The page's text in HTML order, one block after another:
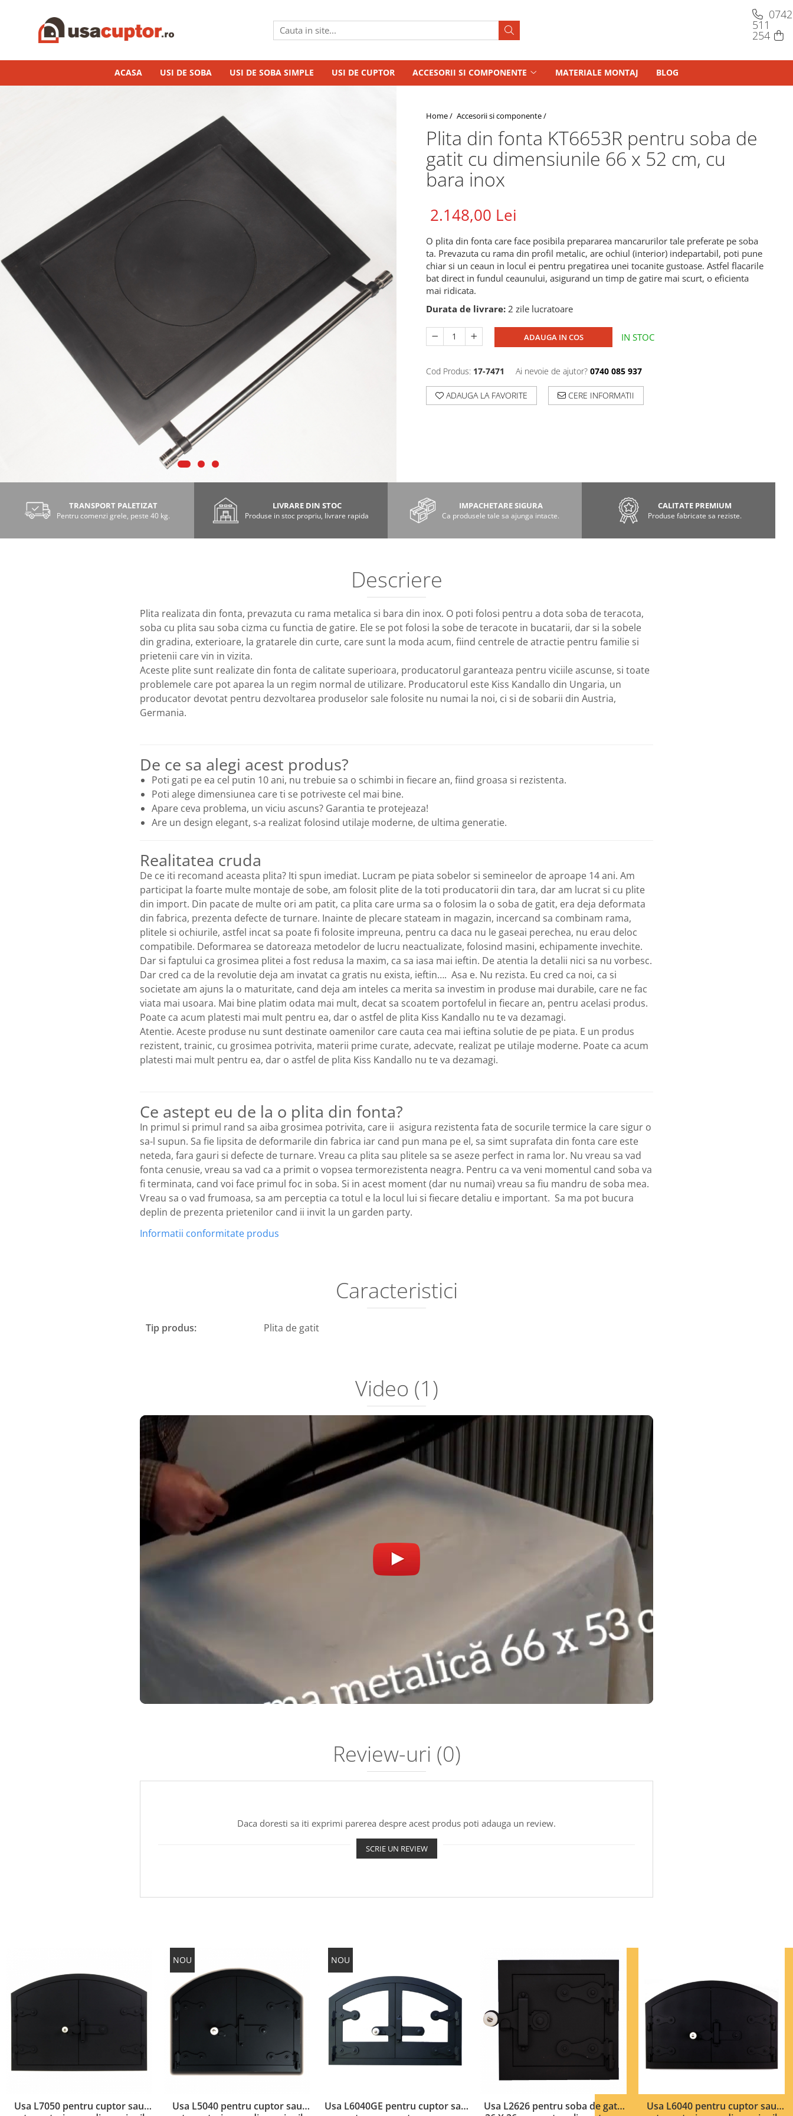
Accesorii si componente
Admisie aer pentru ardere
ACASA USI DE SOBA USI DE SOBA SIMPLE USI DE CUPTOR ACCESORII SI COMPONENTE MATERIALE MONTAJ BLOG
Home / Accesorii si componente /
Plita din fonta KT6653R pentru soba de
gatit cu dimensiunile 66 x 52 cm, cu
bara inox
2.148,00 Lei
O plita din fonta care face posibila prepararea mancarurilor tale preferate pe soba
ta. Prevazuta cu rama din profil metalic, are ochiul (interior) indepartabil, poti pune
chiar si un ceaun in locul ei pentru pregatirea unei tocanite gustoase. Astfel flacarile
bat direct in fundul ceaunului, asigurand un timp de gatire mai scurt, o eficienta
mai ridicata.
Durata de livrare: 2 zile lucratoare
ADAUGA IN COS IN STOC
Cod Produs: 17-7471 Ai nevoie de ajutor? 0740 085 937
ADAUGA LA FAVORITE CERE INFORMATII
TRANSPORT PALETIZAT
Pentru comenzi grele, peste 40 kg.
LIVRARE DIN STOC
Produse in stoc propriu, livrare rapida
IMPACHETARE SIGURA
Ca produsele tale sa ajunga intacte.
CALITATE PREMIUM
Produse fabricate sa reziste.
Descriere
Plita realizata din fonta, prevazuta cu rama metalica si bara din inox. O poti folosi pentru a dota soba de teracota,
soba cu plita sau soba cizma cu functia de gatire. Ele se pot folosi la sobe de teracote in bucatarii, dar si la sobele
din gradina, exterioare, la gratarele din curte, care sunt la moda acum, fiind centrele de atractie pentru familie si
prietenii care vin in vizita.
Aceste plite sunt realizate din fonta de calitate superioara, producatorul garanteaza pentru viciile ascunse, si toate
problemele care pot aparea la un regim normal de utilizare. Producatorul este Kiss Kandallo din Ungaria, un
producator devotat pentru dezvoltarea produselor sale folosite nu numai la noi, ci si de sobarii din Austria,
Germania.
De ce sa alegi acest produs?
Poti gati pe ea cel putin 10 ani, nu trebuie sa o schimbi in fiecare an, fiind groasa si rezistenta.
Poti alege dimensiunea care ti se potriveste cel mai bine.
Apare ceva problema, un viciu ascuns? Garantia te protejeaza!
Are un design elegant, s-a realizat folosind utilaje moderne, de ultima generatie.
Realitatea cruda
De ce iti recomand aceasta plita? Iti spun imediat. Lucram pe piata sobelor si semineelor de aproape 14 ani. Am
participat la foarte multe montaje de sobe, am folosit plite de la toti producatorii din tara, dar am lucrat si cu plite
din import. Din pacate de multe ori am patit, ca plita care urma sa o folosim la o soba de gatit, era deja deformata
din fabrica, prezenta defecte de turnare. Inainte de plecare stateam in magazin, incercand sa combinam rama,
plitele si ochiurile, astfel incat sa poate fi folosite impreuna, pentru ca daca nu le gaseai perechea, nu erau deloc
compatibile. Deformarea se datoreaza metodelor de lucru neactualizate, folosind masini, echipamente invechite.
Dar si faptului ca grosimea plitei a fost redusa la maxim, ca sa iasa mai ieftin. De atentia la detalii nici sa nu vorbesc.
Dar cred ca de la revolutie deja am invatat ca gratis nu exista, ieftin…. Asa e. Nu rezista. Eu cred ca noi, ca si
societate am ajuns la o maturitate, cand deja am inteles ca merita sa investim in produse mai durabile, care ne fac
viata mai usoara. Mai bine platim odata mai mult, decat sa scoatem portofelul in fiecare an, pentru acelasi produs.
Poate ca acum platesti mai mult pentru ea, dar o astfel de plita Kiss Kandallo nu te va dezamagi.
Atentie. Aceste produse nu sunt destinate oamenilor care cauta cea mai ieftina solutie de pe piata. E un produs
rezistent, trainic, cu grosimea potrivita, materii prime curate, adecvate, realizat pe utilaje moderne. Poate ca acum
platesti mai mult pentru ea, dar o astfel de plita Kiss Kandallo nu te va dezamagi.
Ce astept eu de la o plita din fonta?
In primul si primul rand sa aiba grosimea potrivita, care ii asigura rezistenta fata de socurile termice la care sigur o
sa-l supun. Sa fie lipsita de deformarile din fabrica iar cand pun mana pe el, sa simt suprafata din fonta care este
neteda, fara gauri si defecte de turnare. Vreau ca plita sau plitele sa se aseze perfect in rama lor. Nu vreau sa vad
fonta cenusie, vreau sa vad ca a primit o vopsea termorezistenta neagra. Pentru ca va veni momentul cand soba va
fi terminata, cand voi face primul foc in soba. Si in acest moment (dar nu numai) vreau sa fiu mandru de soba mea.
Vreau sa o vad frumoasa, sa am perceptia ca totul e la locul lui si fiecare detaliu e important. Sa ma pot bucura
deplin de prezenta prietenilor cand ii invit la un garden party.
Informatii conformitate produs
Caracteristici
Tip produs: Plita de gatit
Video (1)
Review-uri (0)
Daca doresti sa iti exprimi parerea despre acest produs poti adauga un review.
SCRIE UN REVIEW
Usa L7050 pentru cuptor sau
NOU
Usa L5040 pentru cuptor sau
NOU
Usa L6040GE pentru cuptor sau
Usa L2626 pentru soba de gatit
Usa L6040 pentru cuptor sau